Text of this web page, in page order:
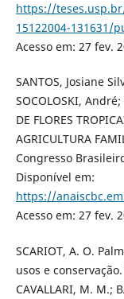
https://
15122004-131631/
Acesso em: 27 fev.
SANTOS, Josiane
SOCOLOSKI,
DE FLORES
AGRICULTURA
Congresso
Disponível em:
https://
Acesso em: 27 fev.
SCARIOT, A. O.
usos e conservação.
CAVALLARI, M. M.;